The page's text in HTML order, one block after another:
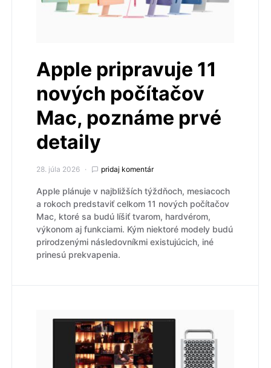
Apple pripravuje 11
nových počítačov
Mac, poznáme prvé
detaily
28. júla 2026 pridaj komentár
Apple plánuje v najbližších týždňoch, mesiacoch
a rokoch predstaviť celkom 11 nových počítačov
Mac, ktoré sa budú líšiť tvarom, hardvérom,
výkonom aj funkciami. Kým niektoré modely budú
prirodzenými následovníkmi existujúcich, iné
prinesú prekvapenia.